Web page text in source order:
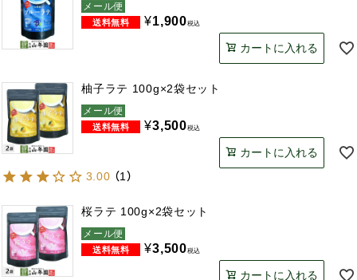
メール便
¥1,900税込
カートに入れる
柚子ラテ 100g×2袋セット
メール便
¥3,500税込
カートに入れる
3.00 （1）
桜ラテ 100g×2袋セット
メール便
¥3,500税込
カートに入れる